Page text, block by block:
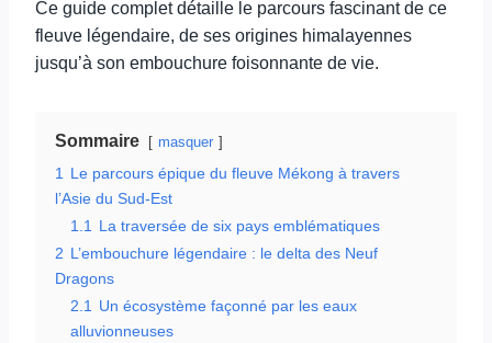
Ce guide complet détaille le parcours fascinant de ce
fleuve légendaire, de ses origines himalayennes
jusqu’à son embouchure foisonnante de vie.
Sommaire masquer
1
Le parcours épique du fleuve Mékong à travers
l’Asie du Sud-Est
1.1
La traversée de six pays emblématiques
2 L’embouchure légendaire : le delta des Neuf
Dragons
2.1
Un écosystème façonné par les eaux
alluvionneuses